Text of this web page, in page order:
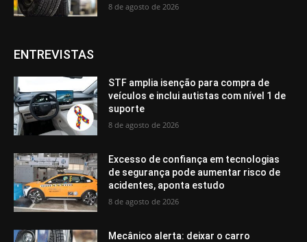
8 de agosto de 2026
ENTREVISTAS
STF amplia isenção para compra de
veículos e inclui autistas com nível 1 de
suporte
8 de agosto de 2026
Excesso de confiança em tecnologias
de segurança pode aumentar risco de
acidentes, aponta estudo
8 de agosto de 2026
Mecânico alerta: deixar o carro